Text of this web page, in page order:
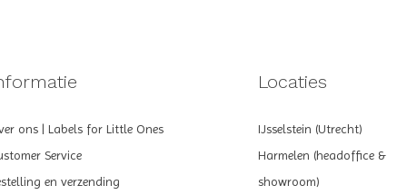
ons | Labels for Little Ones
Service
en verzending
Locaties
IJsselstein (Utrecht)
Harmelen (headoffice &
showroom)